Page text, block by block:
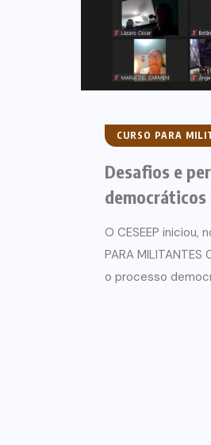
CURSO PARA
Desafios e
democráticos
O CESEEP iniciou,
PARA
o processo